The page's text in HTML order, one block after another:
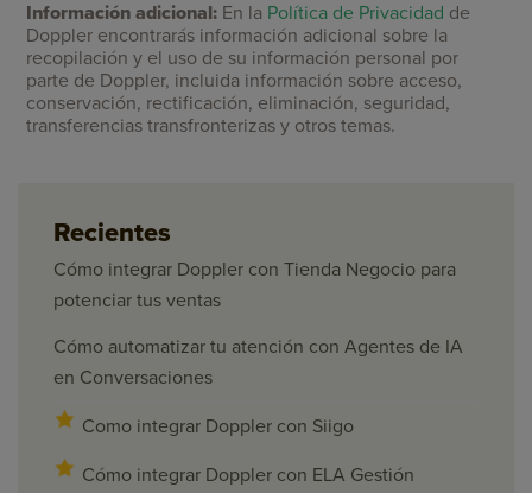
Información adicional: En la Política de Privacidad de
Doppler encontrarás información adicional sobre la
recopilación y el uso de su información personal por
parte de Doppler, incluida información sobre acceso,
conservación, rectificación, eliminación, seguridad,
transferencias transfronterizas y otros temas.
Recientes
Cómo integrar Doppler con Tienda Negocio para
potenciar tus ventas
Cómo automatizar tu atención con Agentes de IA
en Conversaciones
Como integrar Doppler con Siigo
Cómo integrar Doppler con ELA Gestión